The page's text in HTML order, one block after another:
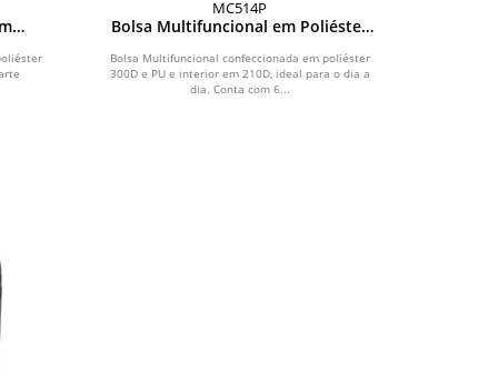
MC514P
Bolsa Multifuncional em Poliéster
Bolsa Multifuncional confeccionada em poliéster
300D e PU e interior em 210D, ideal para o dia a
dia. Conta com 6...